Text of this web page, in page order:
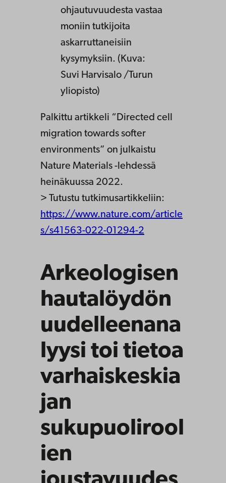
ohjautuvuudesta vastaa
moniin tutkijoita
askarruttaneisiin
kysymyksiin. (Kuva:
Suvi Harvisalo /Turun
yliopisto)
Palkittu artikkeli “Directed cell
migration towards softer
environments” on julkaistu
Nature Materials -lehdessä
heinäkuussa 2022.
> Tutustu tutkimusartikkeliin:
https://www.nature.com/article
s/s41563-022-01294-2
Arkeologisen
hautalöydön
uudelleenana
lyysi toi tietoa
varhaiskeskia
jan
sukupuolirool
ien